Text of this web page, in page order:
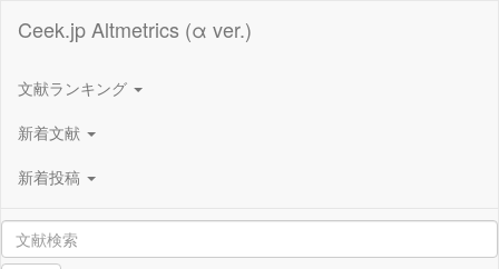
Ceek.jp Altmetrics (α ver.)
文献ランキング
新着文献
新着投稿